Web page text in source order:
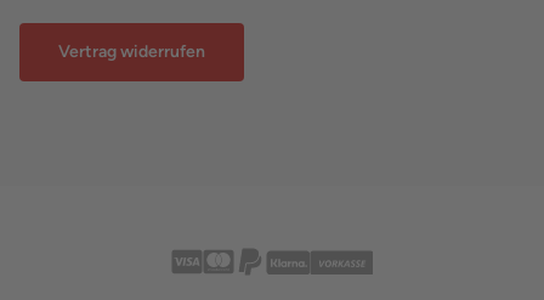
Vertrag widerrufen